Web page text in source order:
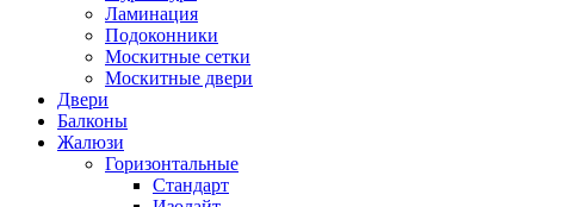
Ламинация
Подоконники
Москитные сетки
Москитные двери
Двери
Балконы
Жалюзи
Горизонтальные
Стандарт